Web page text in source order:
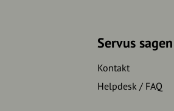
Servus sagen
Kontakt
Helpdesk / FAQ